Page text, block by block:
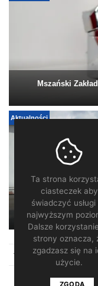
Mszański
Aktualności
Pomagamy.
Regulamin Redakcja
2026 ©
Ta strona
ciasteczek aby
świadczyć usługi
najwyższym
Dalsze
strony oznacza,
zgadzasz się na
użycie.
ZGODA